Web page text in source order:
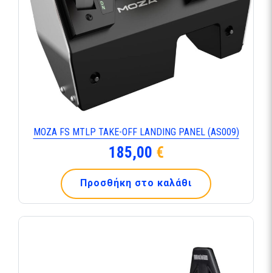
MOZA FS MTLP TAKE-OFF LANDING PANEL (AS009)
185,00 €
Προσθήκη στο καλάθι